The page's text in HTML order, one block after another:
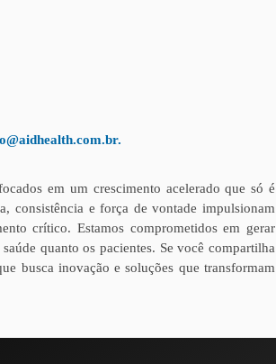
em um crescimento acelerado que só é
consistência e força de vontade impulsionam
crítico. Estamos comprometidos em gerar
quanto os pacientes. Se você compartilha
busca inovação e soluções que transformam